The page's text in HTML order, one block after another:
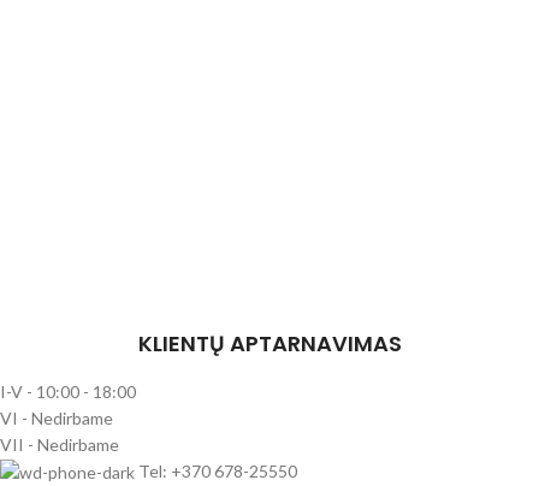
KLIENTŲ APTARNAVIMAS
I-V - 10:00 - 18:00
VI - Nedirbame
VII - Nedirbame
Tel: +370 678-25550